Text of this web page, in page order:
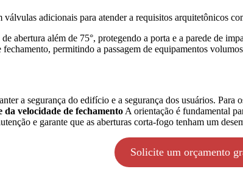
adicionais para atender a requisitos arquitetônicos
abertura além de 75°, protegendo a porta e a parede de
permitindo a passagem de equipamentos
a segurança do edifício e a segurança dos usuários.
da velocidade de fechamento A orientação é fundamental
e garante que as aberturas corta-fogo tenham um
Solicite um orçamento